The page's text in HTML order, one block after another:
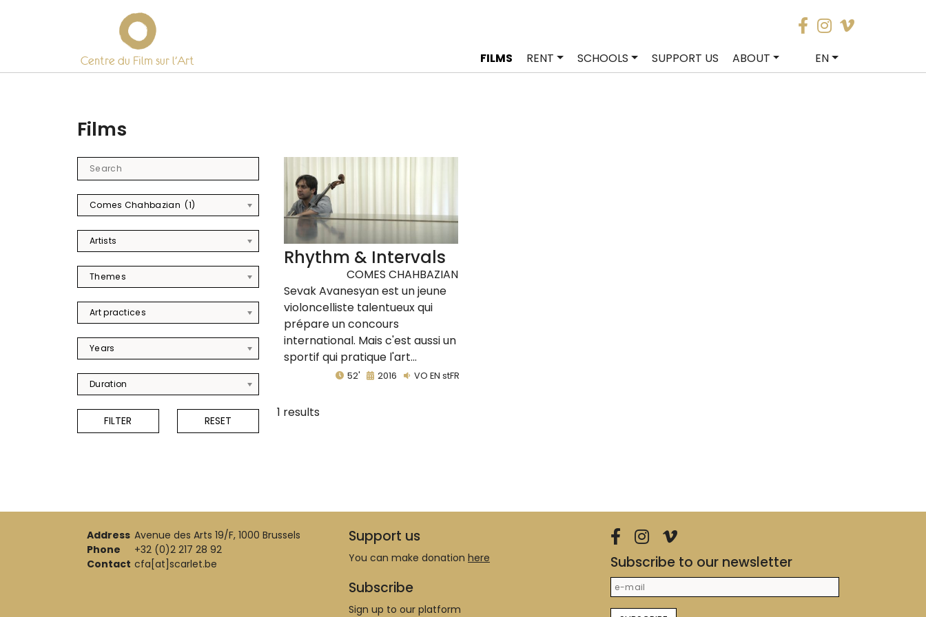
Centre du Film sur l’Art FILMS RENT SCHOOLS SUPPORT US ABOUT EN
Films
Comes Chahbazian (1)
Artists
Themes
Art practices
Years
Duration
Rhythm & Intervals
COMES CHAHBAZIAN
Sevak Avanesyan est un jeune
violoncelliste talentueux qui
prépare un concours
international. Mais c'est aussi un
sportif qui pratique l'art...
52' 2016 VO EN stFR
1 results
Address Avenue des Arts 19/F, 1000 Brussels
Phone
+32 (0)2 217 28 92
Contact cfa[at]scarlet.be
Support us
You can make donation here
Subscribe
Sign up to our platform
Subscribe to our newsletter